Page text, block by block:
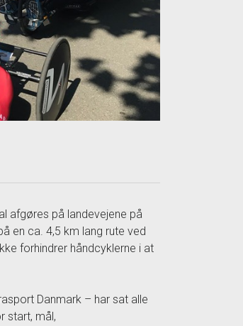
afgøres på landevejene på
en ca. 4,5 km lang rute ved
forhindrer håndcyklerne i at
Danmark – har sat alle
start, mål,